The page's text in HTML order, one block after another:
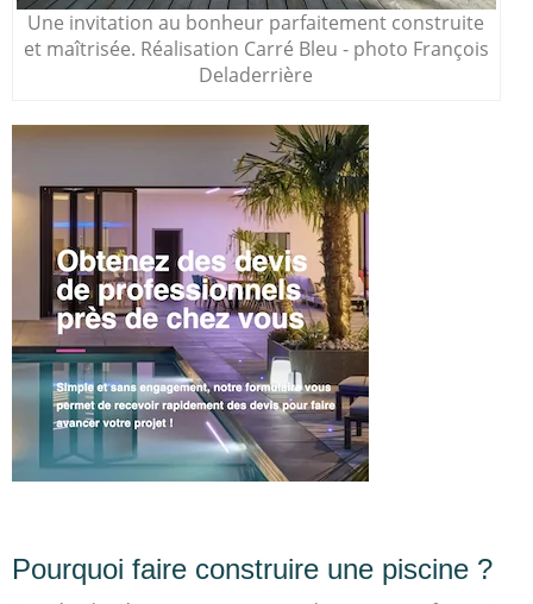
Une invitation au bonheur parfaitement construite
et maîtrisée. Réalisation Carré Bleu - photo François
Deladerrière
Pourquoi faire construire une piscine ?